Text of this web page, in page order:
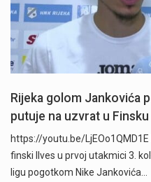
Rijeka golom Jankovića
putuje na uzvrat u Finsku
https://youtu.be/
finski Ilves u prvoj utakmici 3.
ligu pogotkom Nike Jankovića…